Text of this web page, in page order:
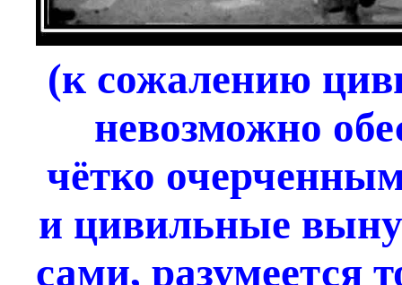
(к сожалению
невозможно
чётко
и цивильные
сами, разумеется